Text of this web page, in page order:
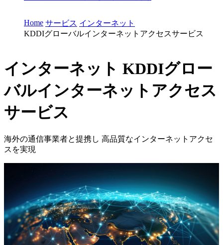
Home サービス インターネット
KDDIグローバルインターネットアクセスサービス
インターネット KDDIグロー
バルインターネットアクセス
サービス
海外の通信事業者と提携し 高品質なインターネットアクセ
スを実現